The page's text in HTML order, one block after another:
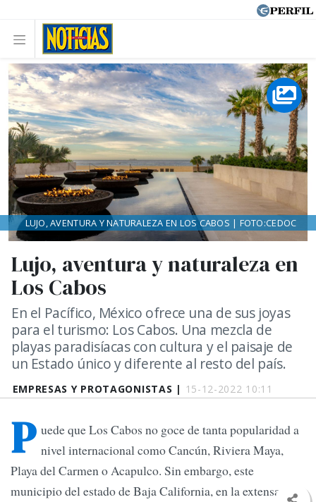
EMPRESAS Y PROTAGONISTAS | 15-12-2022 10:11
Lujo, aventura y naturaleza en
Los Cabos
En el Pacífico, México ofrece una de sus joyas
para el turismo: Los Cabos. Una mezcla de
playas paradisíacas con cultura y el paisaje de
un Estado único y diferente al resto del país.
LUJO, AVENTURA Y NATURALEZA EN LOS CABOS | FOTO:CEDOC
P uede que Los Cabos no goce de tanta popularidad a
nivel internacional como Cancún, Riviera Maya,
Playa del Carmen o Acapulco. Sin embargo, este
municipio del estado de Baja California, en la extensa